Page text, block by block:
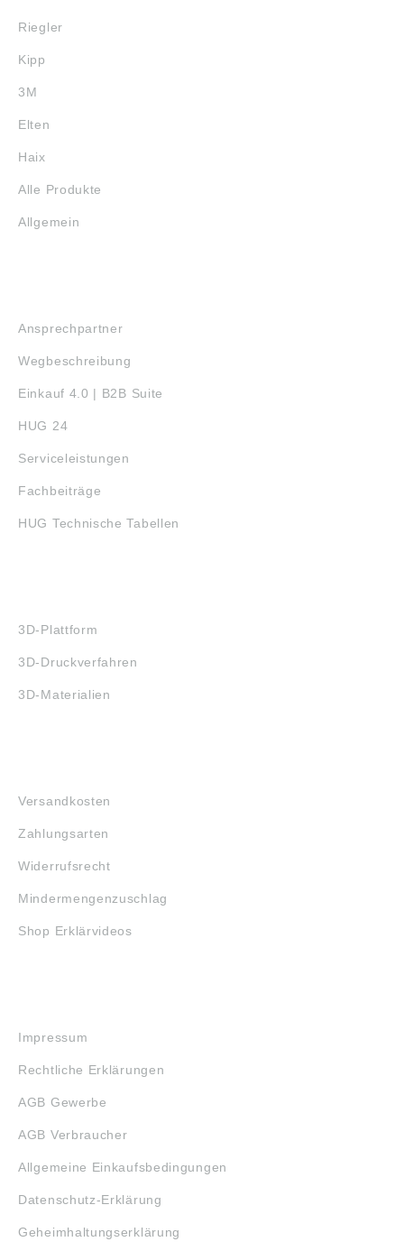
Riegler
Kipp
3M
Elten
Haix
Alle Produkte
Allgemein
Ansprechpartner
Wegbeschreibung
Einkauf 4.0 | B2B Suite
HUG 24
Serviceleistungen
Fachbeiträge
HUG Technische Tabellen
3D-Plattform
3D-Druckverfahren
3D-Materialien
Versandkosten
Zahlungsarten
Widerrufsrecht
Mindermengenzuschlag
Shop Erklärvideos
Impressum
Rechtliche Erklärungen
AGB Gewerbe
AGB Verbraucher
Allgemeine Einkaufsbedingungen
Datenschutz-Erklärung
Geheimhaltungserklärung